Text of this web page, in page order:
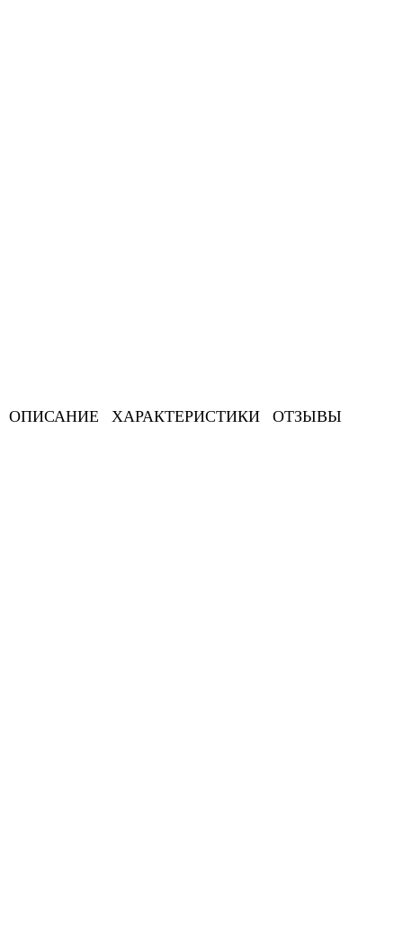
ОПИСАНИЕ ХАРАКТЕРИСТИКИ ОТЗЫВЫ